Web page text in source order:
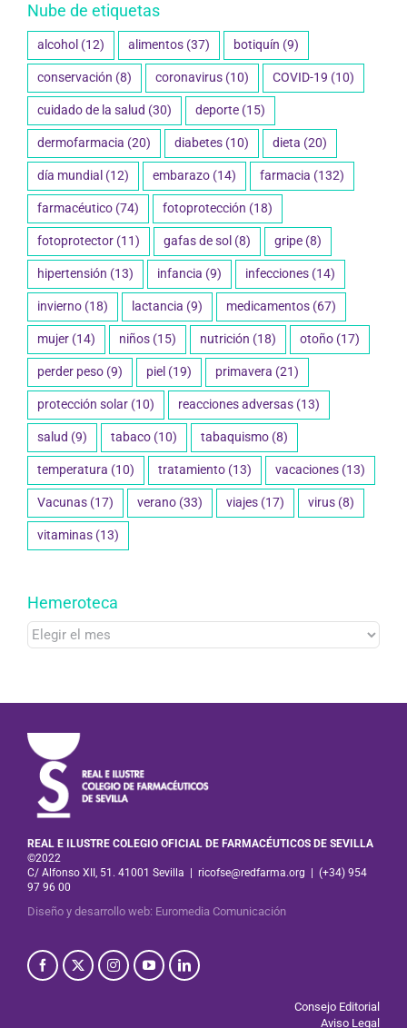
Nube de etiquetas
alcohol (12) alimentos (37) botiquín (9)
conservación (8) coronavirus (10) COVID-19 (10)
cuidado de la salud (30) deporte (15)
dermofarmacia (20) diabetes (10) dieta (20)
día mundial (12) embarazo (14) farmacia (132)
farmacéutico (74) fotoprotección (18)
fotoprotector (11) gafas de sol (8) gripe (8)
hipertensión (13) infancia (9) infecciones (14)
invierno (18) lactancia (9) medicamentos (67)
mujer (14) niños (15) nutrición (18) otoño (17)
perder peso (9) piel (19) primavera (21)
protección solar (10) reacciones adversas (13)
salud (9) tabaco (10) tabaquismo (8)
temperatura (10) tratamiento (13) vacaciones (13)
Vacunas (17) verano (33) viajes (17) virus (8)
vitaminas (13)
Hemeroteca
Hemeroteca
REAL E ILUSTRE COLEGIO OFICIAL DE FARMACÉUTICOS DE SEVILLA
©2022
C/ Alfonso XII, 51. 41001 Sevilla
ricofse@redfarma.org
(+34) 954
97 96 00
Diseño y desarrollo web: Euromedia Comunicación
Consejo Editorial
Aviso Legal